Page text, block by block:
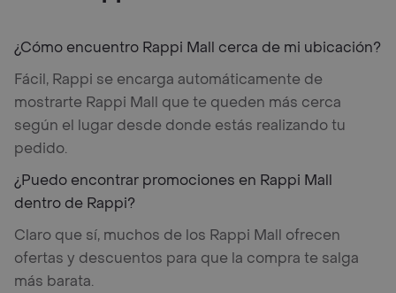
¿Cómo encuentro Rappi Mall cerca de mi ubicación?
Fácil, Rappi se encarga automáticamente de
mostrarte Rappi Mall que te queden más cerca
según el lugar desde donde estás realizando tu
pedido.
¿Puedo encontrar promociones en Rappi Mall
dentro de Rappi?
Claro que sí, muchos de los Rappi Mall ofrecen
ofertas y descuentos para que la compra te salga
más barata.